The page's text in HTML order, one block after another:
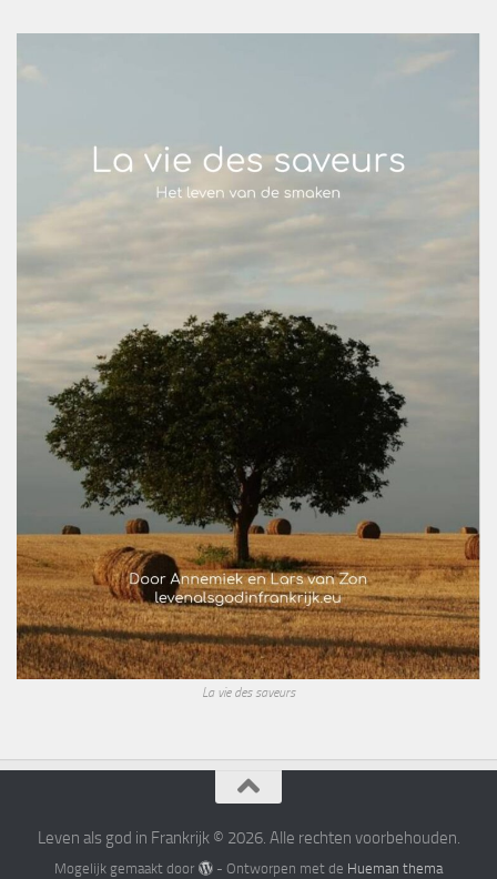
La vie des saveurs
Leven als god in Frankrijk © 2026. Alle rechten voorbehouden.
Mogelijk gemaakt door - Ontworpen met de Hueman thema